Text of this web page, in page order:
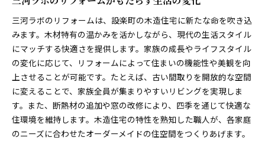
三河ラボのリフォームは、設楽町の木造住宅に新たな命を吹き込
みます。木材特有の温かみを活かしながら、現代の生活スタイル
にマッチする快適さを提供します。家族の成長やライフスタイル
の変化に応じて、リフォームによって住まいの機能性や美観を向
上させることが可能です。たとえば、古い間取りを開放的な空間
に変えることで、家族全員が集まりやすいリビングを実現しま
す。また、断熱材の追加や窓の改修により、四季を通じて快適な
住環境を維持します。木造住宅の特性を熟知した職人が、各家庭
のニーズに合わせたオーダーメイドの住空間をつくりあげます。